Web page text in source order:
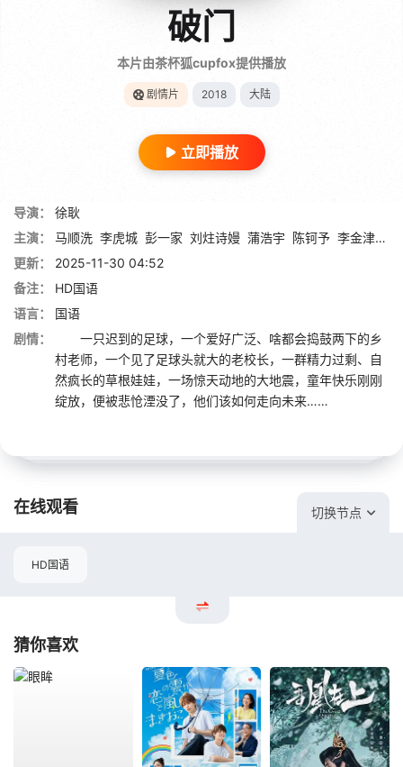
破门
本片由茶杯狐cupfox提供播放
剧情片 2018 大陆
立即播放
导演：
徐耿
主演：
马顺洗 李虎城 彭一家 刘炷诗嫚 蒲浩宇 陈钶予 李金津川
更新：
2025-11-30 04:52
备注：
HD国语
语言：
国语
剧情：
一只迟到的足球，一个爱好广泛、啥都会捣鼓两下的乡
村老师，一个见了足球头就大的老校长，一群精力过剩、自
然疯长的草根娃娃，一场惊天动地的大地震，童年快乐刚刚
绽放，便被悲怆湮没了，他们该如何走向未来……
在线观看 切换节点
HD国语
猜你喜欢